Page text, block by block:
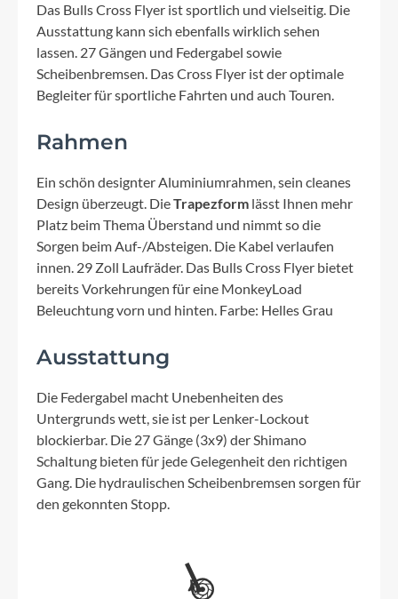
Das Bulls Cross Flyer ist sportlich und vielseitig. Die
Ausstattung kann sich ebenfalls wirklich sehen
lassen. 27 Gängen und Federgabel sowie
Scheibenbremsen. Das Cross Flyer ist der optimale
Begleiter für sportliche Fahrten und auch Touren.
Rahmen
Ein schön designter Aluminiumrahmen, sein cleanes
Design überzeugt. DieTrapezform lässt Ihnen mehr
Platz beim Thema Überstand und nimmt so die
Sorgen beim Auf-/Absteigen. Die Kabel verlaufen
innen. 29 Zoll Laufräder. Das Bulls Cross Flyer bietet
bereits Vorkehrungen für eine MonkeyLoad
Beleuchtung vorn und hinten. Farbe: Helles Grau
Ausstattung
Die Federgabel macht Unebenheiten des
Untergrunds wett, sie ist per Lenker-Lockout
blockierbar. Die 27 Gänge (3x9) der Shimano
Schaltung bieten für jede Gelegenheit den richtigen
Gang. Die hydraulischen Scheibenbremsen sorgen für
den gekonnten Stopp.